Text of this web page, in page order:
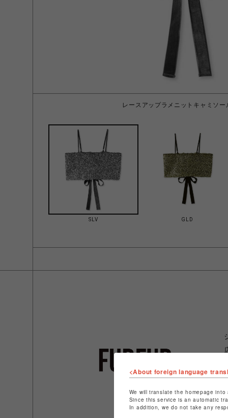
レースアップラメニットキャミソー
SLV GLD
<About foreign language
We will translate the homepage
Since this service is an automatic
In addition, we do not take any